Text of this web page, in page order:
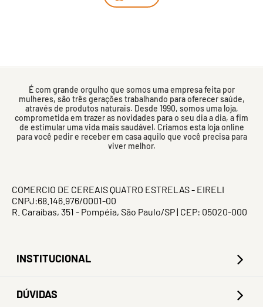
É com grande orgulho que somos uma empresa feita por
mulheres, são três gerações trabalhando para oferecer saúde,
através de produtos naturais. Desde 1990, somos uma loja,
comprometida em trazer as novidades para o seu dia a dia, a fim
de estimular uma vida mais saudável. Criamos esta loja online
para você pedir e receber em casa aquilo que você precisa para
viver melhor.
COMERCIO DE CEREAIS QUATRO ESTRELAS - EIRELI
CNPJ:68.146.976/0001-00
R. Caraíbas, 351 - Pompéia, São Paulo/SP | CEP: 05020-000
INSTITUCIONAL
DÚVIDAS